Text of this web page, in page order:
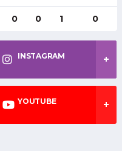
0 0 1 0
INSTAGRAM
YOUTUBE